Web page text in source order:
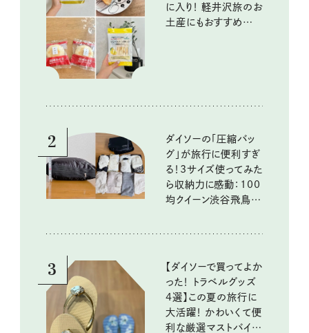
に入り！ 軽井沢旅のお
土産にもおすすめのお
2
ダイソーの「圧縮バッ
グ」が旅行に便利すぎ
る！3サイズ使ってみた
ら収納力に感動：100
均クイーン渋谷飛鳥の
3
【ダイソーで買ってよか
った！ トラベルグッズ
4選】この夏の旅行に
大活躍！ かわいくて便
利な厳選マストバイア